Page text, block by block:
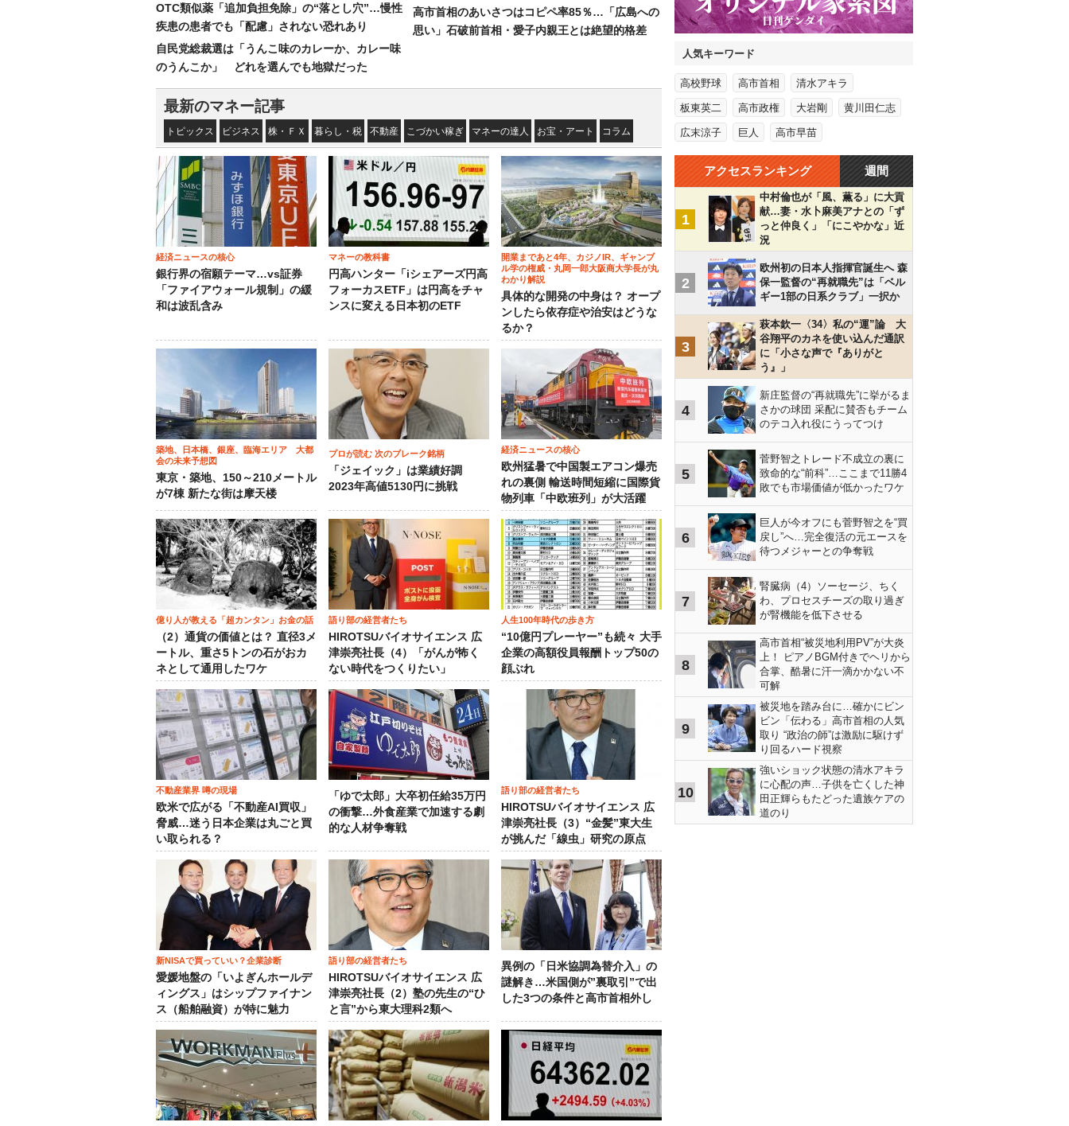
OTC類似薬「追加負担免除」の“落とし穴”…慢性
疾患の患者でも「配慮」されない恐れあり
自民党総裁選は「うんこ味のカレーか、カレー味
のうんこか」 どれを選んでも地獄だった
高市首相のあいさつはコピペ率85％…「広島への
思い」石破前首相・愛子内親王とは絶望的格差
最新のマネー記事
トピックス ビジネス 株・ＦＸ 暮らし・税 不動産 こづかい稼ぎ マネーの達人 お宝・アート コラム
経済ニュースの核心
銀行界の宿願テーマ…vs証券
「ファイアウォール規制」の緩
和は波乱含み
マネーの教科書
円高ハンター「iシェアーズ円高
フォーカスETF」は円高をチャ
ンスに変える日本初のETF
開業まであと4年、カジノIR、ギャンブ
ル学の権威・丸岡一郎大阪商大学長が丸
わかり解説
具体的な開発の中身は？ オープ
ンしたら依存症や治安はどうな
るか？
築地、日本橋、銀座、臨海エリア 大都
会の未来予想図
東京・築地、150～210メートル
が7棟 新たな街は摩天楼
プロが読む 次のブレーク銘柄
「ジェイック」は業績好調
2023年高値5130円に挑戦
経済ニュースの核心
欧州猛暑で中国製エアコン爆売
れの裏側 輸送時間短縮に国際貨
物列車「中欧班列」が大活躍
億り人が教える「超カンタン」お金の話
（2）通貨の価値とは？ 直径3メ
ートル、重さ5トンの石がおカ
ネとして通用したワケ
語り部の経営者たち
HIROTSUバイオサイエンス 広
津崇亮社長（4）「がんが怖く
ない時代をつくりたい」
人生100年時代の歩き方
“10億円プレーヤー”も続々 大手
企業の高額役員報酬トップ50の
顔ぶれ
不動産業界 噂の現場
欧米で広がる「不動産AI買収」
脅威…迷う日本企業は丸ごと買
い取られる？
「ゆで太郎」大卒初任給35万円
の衝撃…外食産業で加速する劇
的な人材争奪戦
語り部の経営者たち
HIROTSUバイオサイエンス 広
津崇亮社長（3）“金髪”東大生
が挑んだ「線虫」研究の原点
新NISAで買っていい？企業診断
愛媛地盤の「いよぎんホールデ
ィングス」はシップファイナン
ス（船舶融資）が特に魅力
語り部の経営者たち
HIROTSUバイオサイエンス 広
津崇亮社長（2）塾の先生の“ひ
と言”から東大理科2類へ
異例の「日米協調為替介入」の
謎解き…米国側が”裏取引”で出
した3つの条件と高市首相外し
人気キーワード
高校野球 高市首相 清水アキラ
板東英二 高市政権 大岩剛 黄川田仁志
広末涼子 巨人 高市早苗
アクセスランキング 週間
1
中村倫也が「風、薫る」に大貢
献…妻・水卜麻美アナとの「ず
っと仲良く」「にこやかな」近
況
2
欧州初の日本人指揮官誕生へ 森
保一監督の“再就職先”は「ベル
ギー1部の日系クラブ」一択か
3
萩本欽一〈34〉私の“運”論 大
谷翔平のカネを使い込んだ通訳
に「小さな声で『ありがと
う』」
4
新庄監督の“再就職先”に挙がるま
さかの球団 采配に賛否もチーム
のテコ入れ役にうってつけ
5
菅野智之トレード不成立の裏に
致命的な“前科”…ここまで11勝4
敗でも市場価値が低かったワケ
6
巨人が今オフにも菅野智之を“買
戻し”へ…完全復活の元エースを
待つメジャーとの争奪戦
7
腎臓病（4）ソーセージ、ちく
わ、プロセスチーズの取り過ぎ
が腎機能を低下させる
8
高市首相“被災地利用PV”が大炎
上！ ピアノBGM付きでヘリから
合掌、酷暑に汗一滴かかない不
可解
9
被災地を踏み台に…確かにビン
ビン「伝わる」高市首相の人気
取り “政治の師”は激励に駆けず
り回るハード視察
10
強いショック状態の清水アキラ
に心配の声…子供を亡くした神
田正輝らもたどった遺族ケアの
道のり